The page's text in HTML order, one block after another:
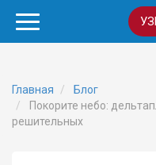
Главная
Блог
Покорите небо:
решительных